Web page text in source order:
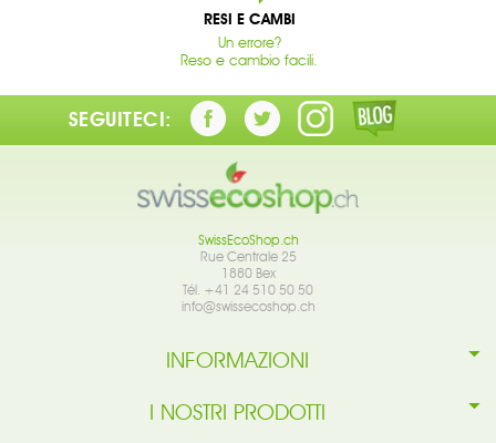
RESI E CAMBI
Un errore?
Reso e cambio facili.
SEGUITECI:
SwissEcoShop.ch
Rue Centrale 25
1880 Bex
Tél. +41 24 510 50 50
info@swissecoshop.ch
INFORMAZIONI
I NOSTRI PRODOTTI